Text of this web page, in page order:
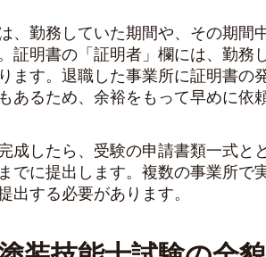
、勤務していた期間や、その期間
証明書の「証明者」欄には、勤務
ます。退職した事業所に証明書の
あるため、余裕をもって早めに依
成したら、受験の申請書類一式と
でに提出します。複数の事業所で
出する必要があります。